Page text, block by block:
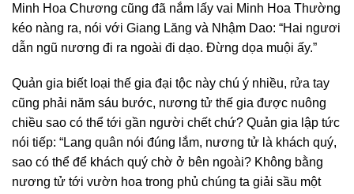
Minh Hoa Chương cũng đã nắm lấy vai Minh Hoa Thường
kéo nàng ra, nói với Giang Lăng và Nhậm Dao: “Hai ngươi
dẫn ngũ nương đi ra ngoài đi dạo. Đừng dọa muội ấy.”
Quản gia biết loại thế gia đại tộc này chú ý nhiều, rửa tay
cũng phải năm sáu bước, nương tử thế gia được nuông
chiều sao có thể tới gần người chết chứ? Quản gia lập tức
nói tiếp: “Lang quân nói đúng lắm, nương tử là khách quý,
sao có thể để khách quý chờ ở bên ngoài? Không bằng
nương tử tới vườn hoa trong phủ chúng ta giải sầu một